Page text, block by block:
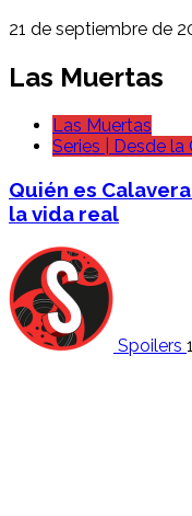
21 de septiembre de
Las Muertas
Las Muertas
Series | Desde la
Quién es
la vida real
Spoilers